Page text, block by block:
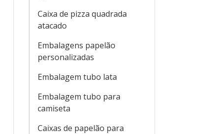
Caixa de pizza quadrada
atacado
Embalagens papelão
personalizadas
Embalagem tubo lata
Embalagem tubo para
camiseta
Caixas de papelão para